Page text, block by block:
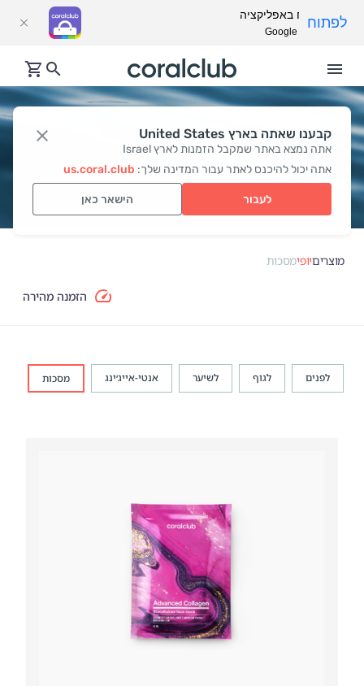
קבענו שאתה בארץ United States
אתה נמצא באתר שמקבל הזמנות לארץ Israel
אתה יכול להיכנס לאתר עבור המדינה שלך: us.coral.club
לעבור הישאר כאן
מסכות
מוצריםיופימסכות
הזמנה מהירה
לפנים לגוף לשיער אנטי-אייג׳ינג מסכות
פתח באפליקציה
Google Play
לפתוח